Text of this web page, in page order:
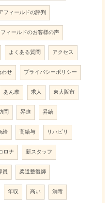
フィールドの評判
ィールドのお客様の声
よくある質問 アクセス
わせ プライバシーポリシー
あん摩 求人 東大阪市
問 昇進 昇給
給 高給与 リハビリ
ロナ 新スタッフ
員 柔道整復師
年収 高い 消毒